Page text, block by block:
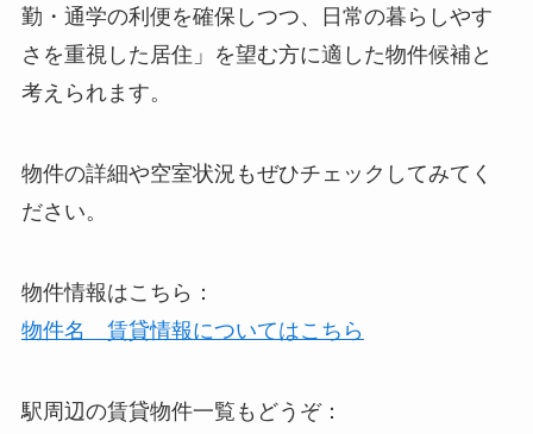
勤・通学の利便を確保しつつ、日常の暮らしやす
さを重視した居住」を望む方に適した物件候補と
考えられます。
物件の詳細や空室状況もぜひチェックしてみてく
ださい。
物件情報はこちら：
物件名 賃貸情報についてはこちら
駅周辺の賃貸物件一覧もどうぞ：